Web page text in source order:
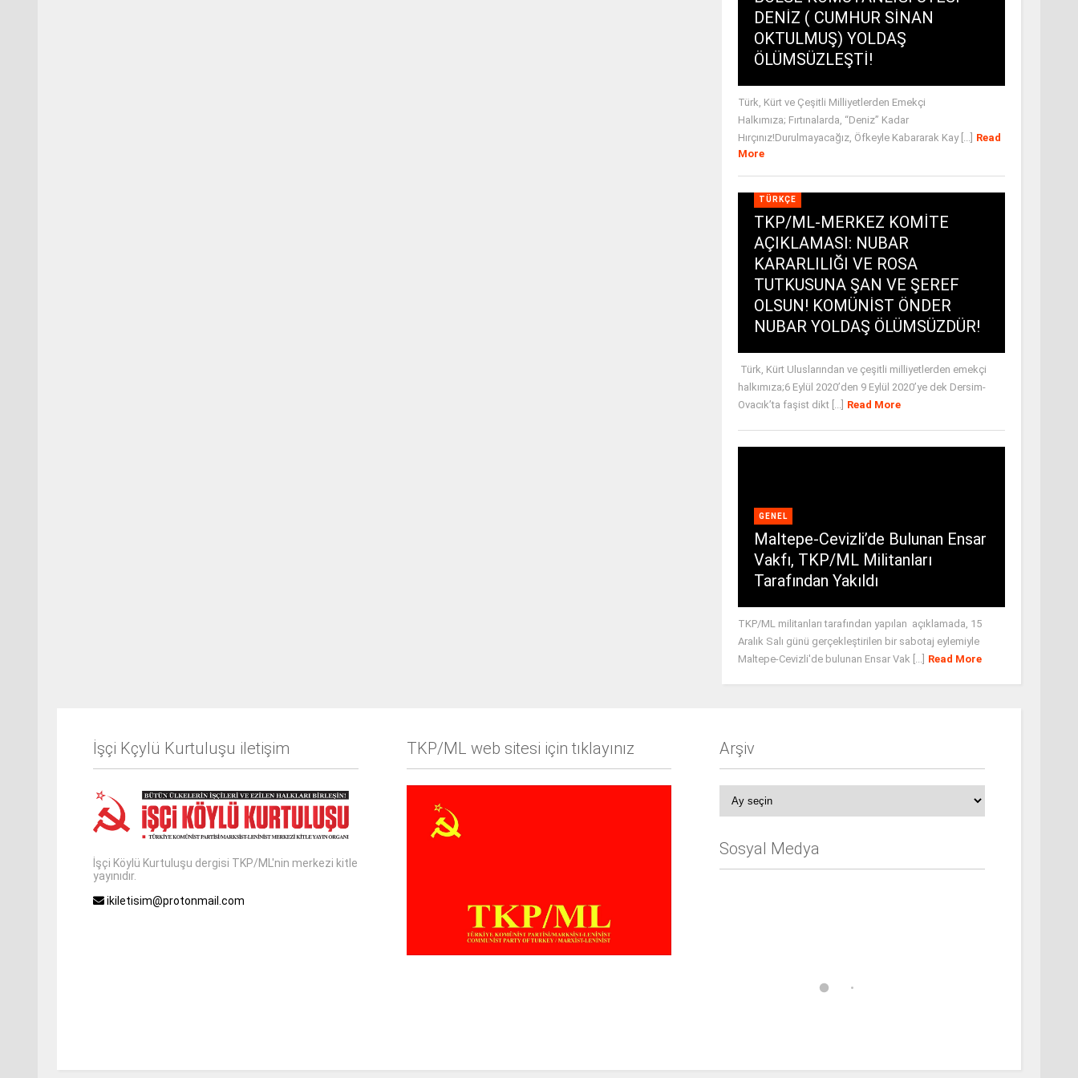
DENİZ ( CUMHUR SİNAN
OKTULMUŞ) YOLDAŞ
ÖLÜMSÜZLEŞTİ!
Türk, Kürt ve Çeşitli Milliyetlerden Emekçi
Halkımıza; Fırtınalarda, “Deniz” Kadar
Hırçınız!Durulmayacağız, Öfkeyle Kabararak Kay [...] Read
More
TÜRKÇE
TKP/ML-MERKEZ KOMİTE
AÇIKLAMASI: NUBAR
KARARLILIĞI VE ROSA
TUTKUSUNA ŞAN VE ŞEREF
OLSUN! KOMÜNİST ÖNDER
NUBAR YOLDAŞ ÖLÜMSÜZDÜR!
Türk, Kürt Uluslarından ve çeşitli milliyetlerden emekçi
halkımıza;6 Eylül 2020’den 9 Eylül 2020’ye dek Dersim-
Ovacık’ta faşist dikt [...] Read More
GENEL
Maltepe-Cevizli’de Bulunan Ensar
Vakfı, TKP/ML Militanları
Tarafından Yakıldı
TKP/ML militanları tarafından yapılan açıklamada, 15
Aralık Salı günü gerçekleştirilen bir sabotaj eylemiyle
Maltepe-Cevizli'de bulunan Ensar Vak [...] Read More
İşçi Kçylü Kurtuluşu iletişim
İşçi Köylü Kurtuluşu dergisi TKP/ML'nin merkezi kitle
yayınıdır.
ikiletisim@protonmail.com
TKP/ML web sitesi için tıklayınız Arşiv
Arşiv
Sosyal Medya